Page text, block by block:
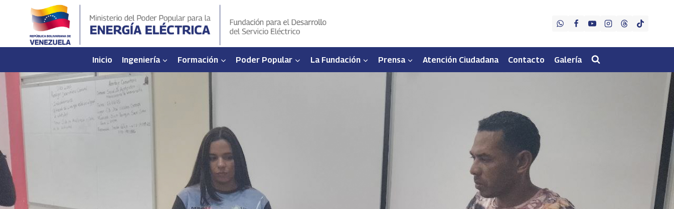
contenido
Inicio Ingeniería Formación Poder Popular La Fundación Prensa Atención Ciudadana Contacto Galería